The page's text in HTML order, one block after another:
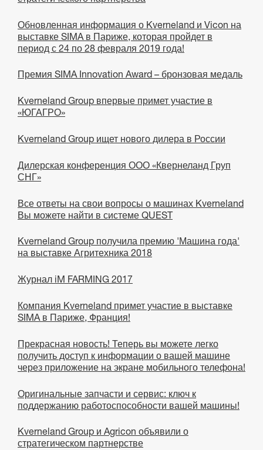
Обновленная информация о Kverneland и Vicon на
выставке SIMA в Париже, которая пройдет в
период с 24 по 28 февраля 2019 года!
Премия SIMA Innovation Award – бронзовая медаль
Kverneland Group впервые примет участие в
«ЮГАГРО»
Kverneland Group ищет нового дилера в России
Дилерская конференция ООО «Квернеланд Груп
СНГ»
Все ответы на свои вопросы о машинах Kverneland
Вы можете найти в системе QUEST
Kverneland Group получила премию 'Машина года'
на выставке Агритехника 2018
Журнал iM FARMING 2017
Компания Kverneland примет участие в выставке
SIMA в Париже, Франция!
Прекрасная новость! Теперь вы можете легко
получить доступ к информации о вашей машине
через приложение на экране мобильного телефона!
Оригинальные запчасти и сервис: ключ к
поддержанию работоспособности вашей машины!
Kverneland Group и Agricon объявили о
стратегическом партнерстве